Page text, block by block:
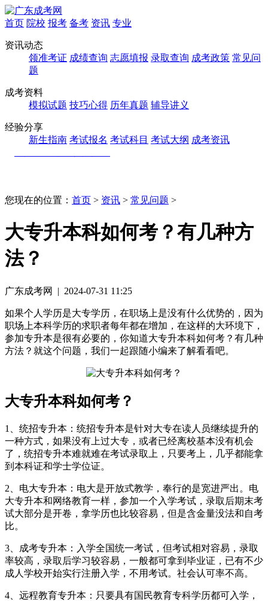
首页 院校 报考 备考 资讯 专业
资讯动态
领准考证 成绩查询 志愿填报 录取查询 成考政策 常见问
题
成考资料
模拟试题 技巧心得 历年真题 辅导讲义
经验分享
新生指南 考试报名 考试科目 考试大纲 成考资讯
您现在的位置： 首页 > 资讯 > 常见问题 >
大专升本科如何考？有几种方
法？
广东成考网 | 2024-07-31 11:25
如果个人学历是大专学历，在职场上是没有什么优势的，因为
职场上本科学历的求职者每年都在增加，在这样的大环境下，
参加专升本是很有必要的，你知道大专升本科如何考？有几种
方法？就这个问题，我们一起跟随小编来了解看看吧。
大专升本科如何考？
1、统招专升本：统招专升本是针对大专在读人员继续提升的
一种方式，如果没有上过大专，或者已经离校基本没有机会
了，统招专升本难就难在考试录取上，只要考上，几乎都能拿
到本科证和学士学位证。
2、电大专升本：电大是开放式教学，奉行的是宽进严出。电
大专升本和网络教育一样，参加一个入学考试，录取后期末考
试大部分是开卷，拿学历也比较容易，但是含金量没法和自考
比。
3、成考专升本：入学全国统一考试，但考试相对容易，录取
率较高，录取后学习较容易，一般都可拿到毕业证，已有不少
成人学校开始实行注册入学，不用考试。社会认可率不高。
4、远程教育专升本：只要具有国民教育专科学历都可入学，